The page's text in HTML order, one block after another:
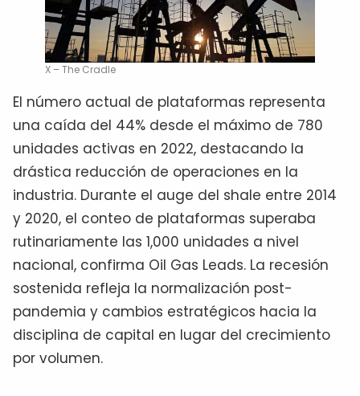
X – The Cradle
El número actual de plataformas representa
una caída del 44% desde el máximo de 780
unidades activas en 2022, destacando la
drástica reducción de operaciones en la
industria. Durante el auge del shale entre 2014
y 2020, el conteo de plataformas superaba
rutinariamente las 1,000 unidades a nivel
nacional, confirma Oil Gas Leads. La recesión
sostenida refleja la normalización post-
pandemia y cambios estratégicos hacia la
disciplina de capital en lugar del crecimiento
por volumen.